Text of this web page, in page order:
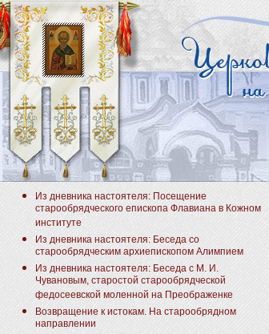
Из дневника настоятеля: Посещение
старообрядческого епископа Флавиана в Кожном
институте
Из дневника настоятеля: Беседа со
старообрядческим архиепископом Алимпием
Из дневника настоятеля: Беседа с М. И.
Чувановым, старостой старообрядческой
федосеевской моленной на Преображенке
Возвращение к истокам. На старообрядном
направлении